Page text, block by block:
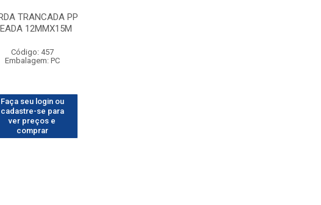
TRANCADA PP
12MMX15M
Código: 457
Embalagem: PC
Faça seu login ou
cadastre-se para
ver preços e
comprar